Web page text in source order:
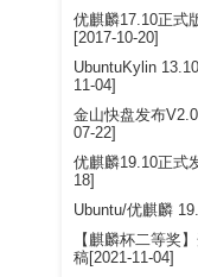
优麒麟17.10正式
[2017-10-20]
UbuntuKylin
11-04]
金山快盘发布
07-22]
优麒麟19.10正式
18]
Ubuntu/优麒麟
【麒麟杯二等奖
稿[2021-11-04]